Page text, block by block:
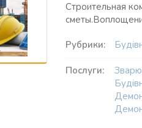
Строительная
Рубрики:
Послуги: